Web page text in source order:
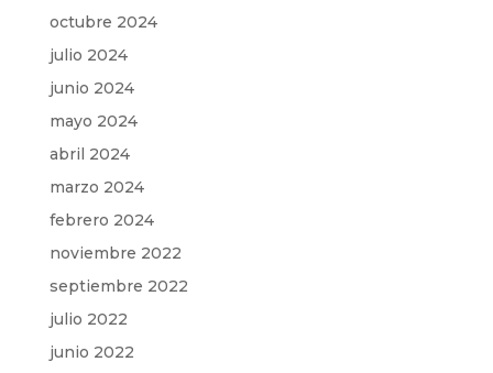
octubre 2024
julio 2024
junio 2024
mayo 2024
abril 2024
marzo 2024
febrero 2024
noviembre 2022
septiembre 2022
julio 2022
junio 2022